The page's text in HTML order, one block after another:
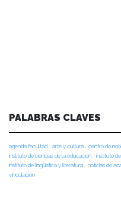
PALABRAS CLAVES
agenda facultad arte y cultura centro de
instituto de ciencias de la educación
instituto
instituto de lingüística y literatura
noticias de
vinculación